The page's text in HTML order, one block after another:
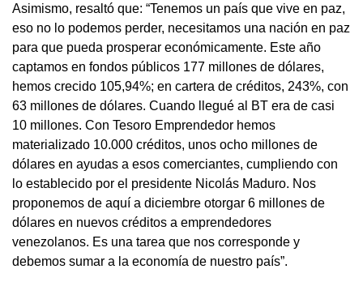
Asimismo, resaltó que: “Tenemos un país que vive en paz,
eso no lo podemos perder, necesitamos una nación en paz
para que pueda prosperar económicamente. Este año
captamos en fondos públicos 177 millones de dólares,
hemos crecido 105,94%; en cartera de créditos, 243%, con
63 millones de dólares. Cuando llegué al BT era de casi
10 millones. Con Tesoro Emprendedor hemos
materializado 10.000 créditos, unos ocho millones de
dólares en ayudas a esos comerciantes, cumpliendo con
lo establecido por el presidente Nicolás Maduro. Nos
proponemos de aquí a diciembre otorgar 6 millones de
dólares en nuevos créditos a emprendedores
venezolanos. Es una tarea que nos corresponde y
debemos sumar a la economía de nuestro país”.